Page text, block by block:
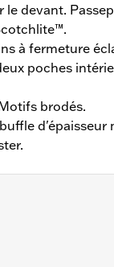
devant.
à fermeture
poches
brodés.
d'épaisseur